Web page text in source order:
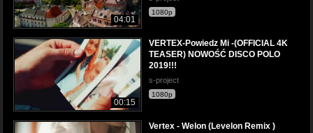
04:01
1080p
00:15
VERTEX-Powiedz Mi -(OFFICIAL 4K
TEASER) NOWOŚĆ DISCO POLO
2019!!!
s-project
1080p
Vertex - Welon (Levelon Remix )